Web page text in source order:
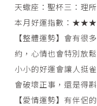
天蠍座：聖杯三：理
本月好運指數：
【整體運勢】會有很
約，心情也會特別放
小小的好運會讓人挺
會破壞正事，還是得
【愛情運勢】有伴侶